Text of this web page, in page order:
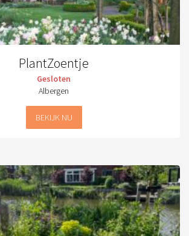
PlantZoentje
Gesloten
Albergen
BEKIJK NU